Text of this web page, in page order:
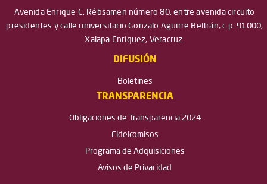
Avenida Enrique C. Rébsamen número 80, entre avenida circuito
presidentes y calle universitario Gonzalo Aguirre Beltrán, c.p. 91000,
Xalapa Enríquez, Veracruz.
DIFUSIÓN
Boletines
TRANSPARENCIA
Obligaciones de Transparencia 2024
Fideicomisos
Programa de Adquisiciones
Avisos de Privacidad